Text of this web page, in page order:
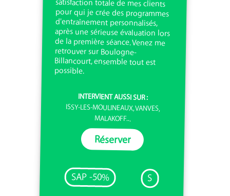
possible.
INTERVIENT AUSSI SUR :
ISSY-LES-MOULINEAUX, VANVES,
MALAKOFF...
Réserver
SAP -50% S